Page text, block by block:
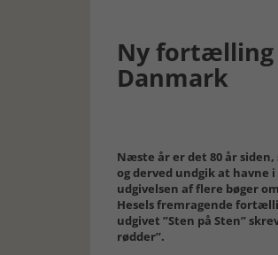
Ny fortælling
Danmark
Næste år er det 80 år
og derved undgik at havne
udgivelsen af flere bøger
Hesels fremragende
udgivet ”Sten på Sten”
rødder”.